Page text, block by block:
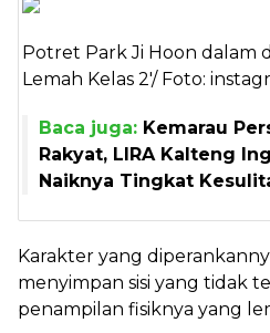
Potret Park Ji Hoon dalam
Lemah Kelas 2'/ Foto:
Baca juga: Kemarau
Rakyat, LIRA Kalteng
Naiknya Tingkat
Karakter yang
menyimpan sisi yang tidak
penampilan fisiknya yang